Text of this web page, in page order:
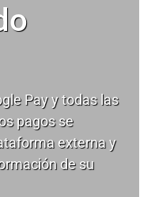
Pay y todas las
pagos se
externa y
de su